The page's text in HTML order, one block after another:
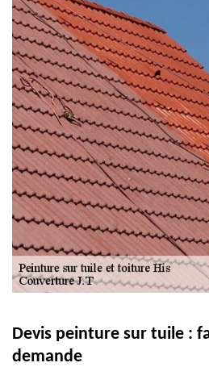
Devis peinture sur tuile :
demande